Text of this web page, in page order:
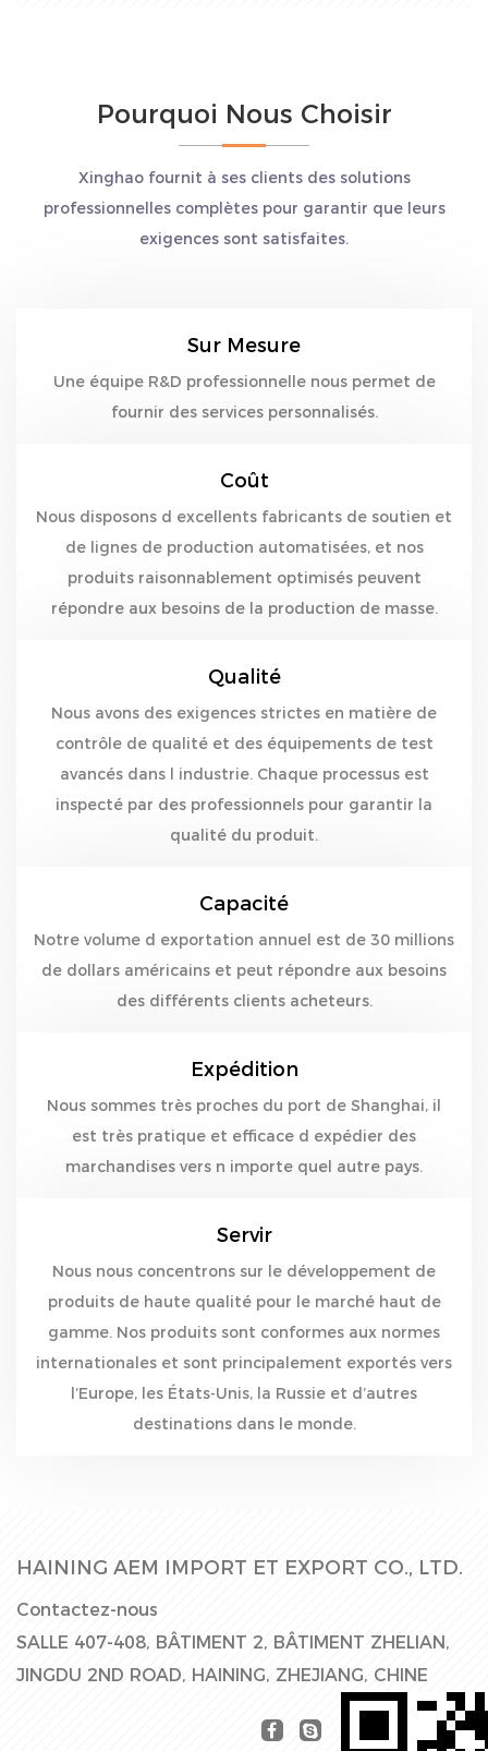
Pourquoi Nous Choisir
Xinghao fournit à ses clients des solutions
professionnelles complètes pour garantir que leurs
exigences sont satisfaites.
Sur Mesure
Une équipe R&D professionnelle nous permet de
fournir des services personnalisés.
Coût
Nous disposons d excellents fabricants de soutien et
de lignes de production automatisées, et nos
produits raisonnablement optimisés peuvent
répondre aux besoins de la production de masse.
Qualité
Nous avons des exigences strictes en matière de
contrôle de qualité et des équipements de test
avancés dans l industrie. Chaque processus est
inspecté par des professionnels pour garantir la
qualité du produit.
Capacité
Notre volume d exportation annuel est de 30 millions
de dollars américains et peut répondre aux besoins
des différents clients acheteurs.
Expédition
Nous sommes très proches du port de Shanghai, il
est très pratique et efficace d expédier des
marchandises vers n importe quel autre pays.
Servir
Nous nous concentrons sur le développement de
produits de haute qualité pour le marché haut de
gamme. Nos produits sont conformes aux normes
internationales et sont principalement exportés vers
l’Europe, les États-Unis, la Russie et d’autres
destinations dans le monde.
HAINING AEM IMPORT ET EXPORT CO., LTD.
Contactez-nous
SALLE 407-408, BÂTIMENT 2, BÂTIMENT ZHELIAN,
JINGDU 2ND ROAD, HAINING, ZHEJIANG, CHINE